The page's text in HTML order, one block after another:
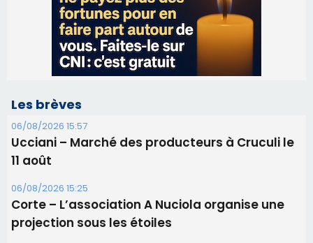
Les brèves
06/08/2026 15:57
Ucciani – Marché des producteurs à Cruculi le
11 août
06/08/2026 15:25
Corte – L’association A Nuciola organise une
projection sous les étoiles